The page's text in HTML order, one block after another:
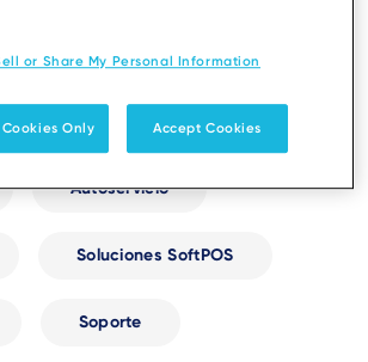
y asociaciones
Autoservicio
Soluciones SoftPOS
Soporte
or Share My Personal Information
Only Accept Cookies